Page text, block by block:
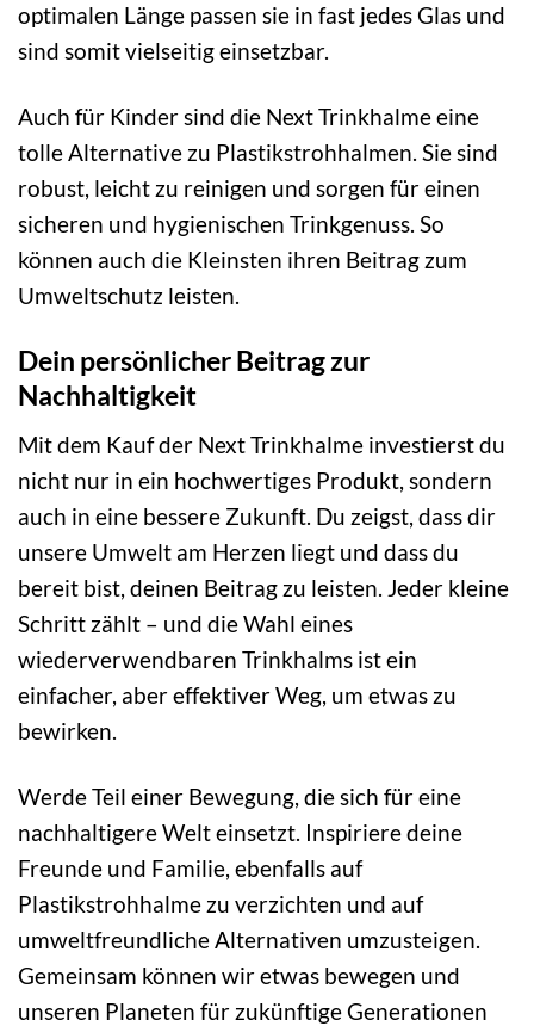
optimalen Länge passen sie in fast jedes Glas und
sind somit vielseitig einsetzbar.
Auch für Kinder sind die Next Trinkhalme eine
tolle Alternative zu Plastikstrohhalmen. Sie sind
robust, leicht zu reinigen und sorgen für einen
sicheren und hygienischen Trinkgenuss. So
können auch die Kleinsten ihren Beitrag zum
Umweltschutz leisten.
Dein persönlicher Beitrag zur
Nachhaltigkeit
Mit dem Kauf der Next Trinkhalme investierst du
nicht nur in ein hochwertiges Produkt, sondern
auch in eine bessere Zukunft. Du zeigst, dass dir
unsere Umwelt am Herzen liegt und dass du
bereit bist, deinen Beitrag zu leisten. Jeder kleine
Schritt zählt – und die Wahl eines
wiederverwendbaren Trinkhalms ist ein
einfacher, aber effektiver Weg, um etwas zu
bewirken.
Werde Teil einer Bewegung, die sich für eine
nachhaltigere Welt einsetzt. Inspiriere deine
Freunde und Familie, ebenfalls auf
Plastikstrohhalme zu verzichten und auf
umweltfreundliche Alternativen umzusteigen.
Gemeinsam können wir etwas bewegen und
unseren Planeten für zukünftige Generationen